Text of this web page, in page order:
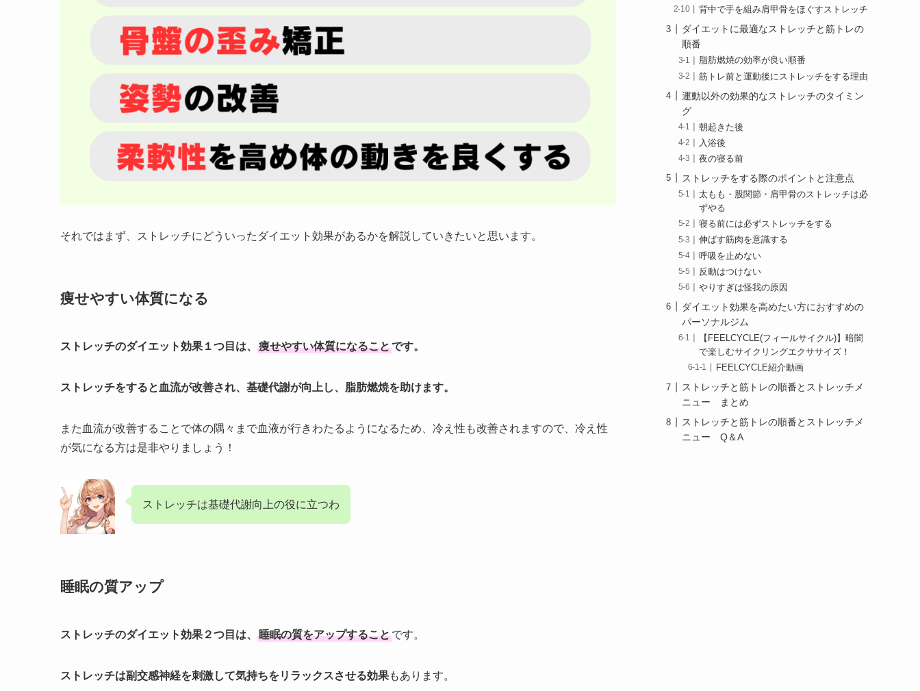
それではまず、ストレッチにどういったダイエット効果があるかを解説していきたいと思います。
痩せやすい体質になる
ストレッチのダイエット効果１つ目は、 痩せやすい体質になることです。
ストレッチをすると血流が改善され、基礎代謝が向上し、脂肪燃焼を助けます。
また血流が改善することで体の隅々まで血液が行きわたるようになるため、冷え性も改善されますので、冷え性
が気になる方は是非やりましょう！
ストレッチは基礎代謝向上の役に立つわ
睡眠の質アップ
ストレッチのダイエット効果２つ目は、 睡眠の質をアップすることです。
ストレッチは副交感神経を刺激して気持ちをリラックスさせる効果もあります。
背中で手を組み肩甲骨をほぐすストレッチ
ダイエットに最適なストレッチと筋トレの
順番
脂肪燃焼の効率が良い順番
筋トレ前と運動後にストレッチをする理由
運動以外の効果的なストレッチのタイミン
グ
朝起きた後
入浴後
夜の寝る前
ストレッチをする際のポイントと注意点
太もも・股関節・肩甲骨のストレッチは必
ずやる
寝る前には必ずストレッチをする
伸ばす筋肉を意識する
呼吸を止めない
反動はつけない
やりすぎは怪我の原因
ダイエット効果を高めたい方におすすめの
パーソナルジム
【FEELCYCLE(フィールサイクル)】暗闇
で楽しむサイクリングエクササイズ！
FEELCYCLE紹介動画
ストレッチと筋トレの順番とストレッチメ
ニュー まとめ
ストレッチと筋トレの順番とストレッチメ
ニュー Q＆A